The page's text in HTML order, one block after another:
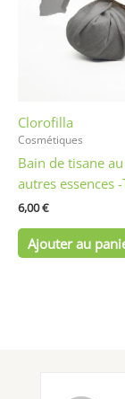
Clorofilla
Cosmétiques
Bain de tisane
autres essences
6,00€
Ajouter au